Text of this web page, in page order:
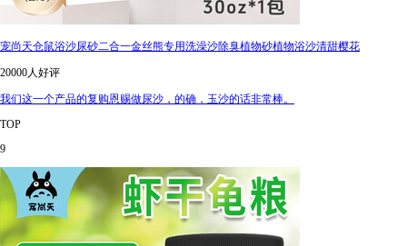
宠尚天仓鼠浴沙尿砂二合一金丝熊专用洗澡沙除臭植物砂植物浴沙清甜樱花
20000人好评
我们这一个产品的复购恩赐做尿沙，的确，玉沙的话非常棒。
TOP
9